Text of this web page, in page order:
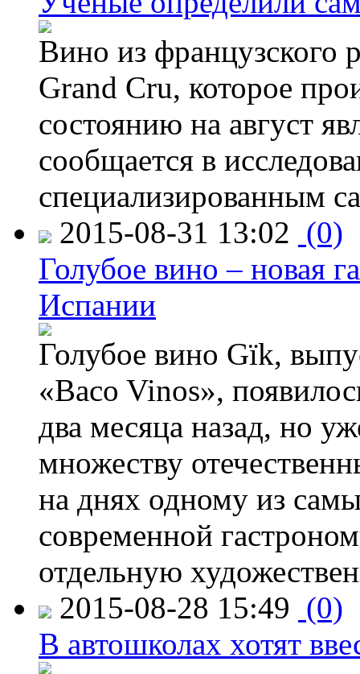
Вино из французского
Grand Cru, которое
состоянию на август
сообщается в
специализированным
2015-08-31 13:02 (0)
Голубое вино – новая
Испании
Голубое вино Gïk,
«Baco Vinos»,
два месяца назад, но
множеству
на днях одному из
современной
отдельную
2015-08-28 15:49 (0)
В автошколах хотят